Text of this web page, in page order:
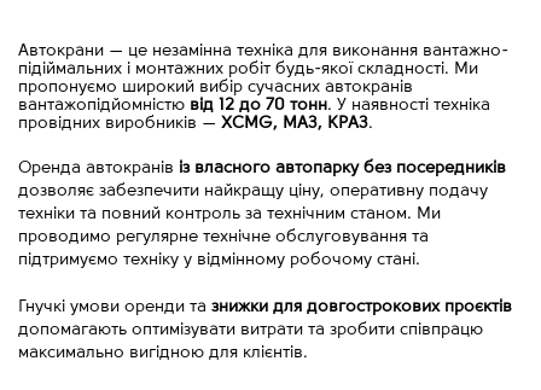
Автокрани — це незамінна техніка для виконання вантажно-
підіймальних і монтажних робіт будь-якої складності. Ми
пропонуємо широкий вибір сучасних автокранів
вантажопідйомністю від 12 до 70 тонн. У наявності техніка
провідних виробників — XCMG, МАЗ, КРАЗ.
Оренда автокранів із власного автопарку без посередників
дозволяє забезпечити найкращу ціну, оперативну подачу
техніки та повний контроль за технічним станом. Ми
проводимо регулярне технічне обслуговування та
підтримуємо техніку у відмінному робочому стані.
Гнучкі умови оренди та знижки для довгострокових проєктів
допомагають оптимізувати витрати та зробити співпрацю
максимально вигідною для клієнтів.